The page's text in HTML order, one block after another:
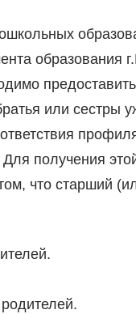
образования
или сестры
получения
что старший